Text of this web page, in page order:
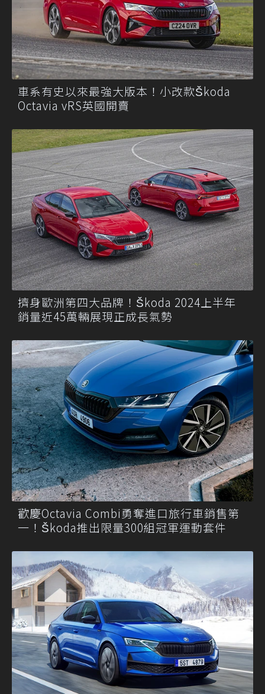
車系有史以來最強大版本！小改款Škoda
Octavia vRS英國開賣
擠身歐洲第四大品牌！Škoda 2024上半年
銷量近45萬輛展現正成長氣勢
歡慶Octavia Combi勇奪進口旅行車銷售第
一！Škoda推出限量300組冠軍運動套件